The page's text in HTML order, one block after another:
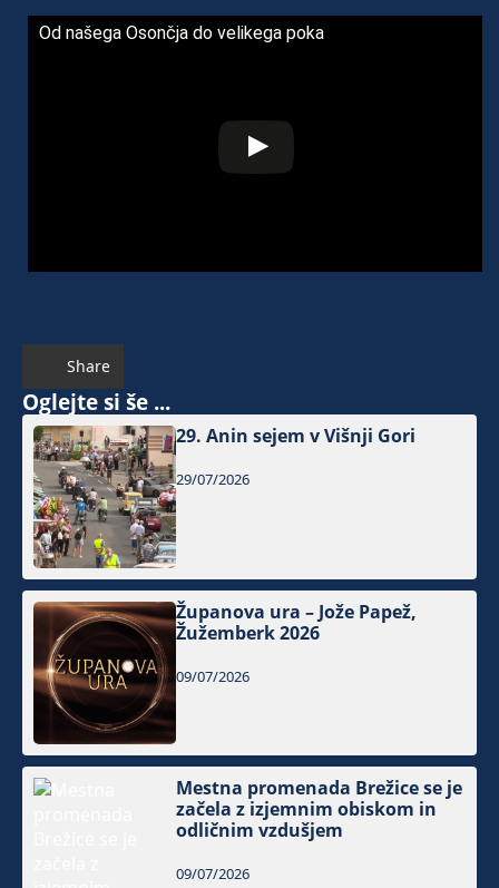
Od našega Osončja do velikega poka
Share
Oglejte si še ...
29. Anin sejem v Višnji Gori
29/07/2026
Županova ura – Jože Papež,
Žužemberk 2026
09/07/2026
Mestna promenada Brežice se je
začela z izjemnim obiskom in
odličnim vzdušjem
09/07/2026